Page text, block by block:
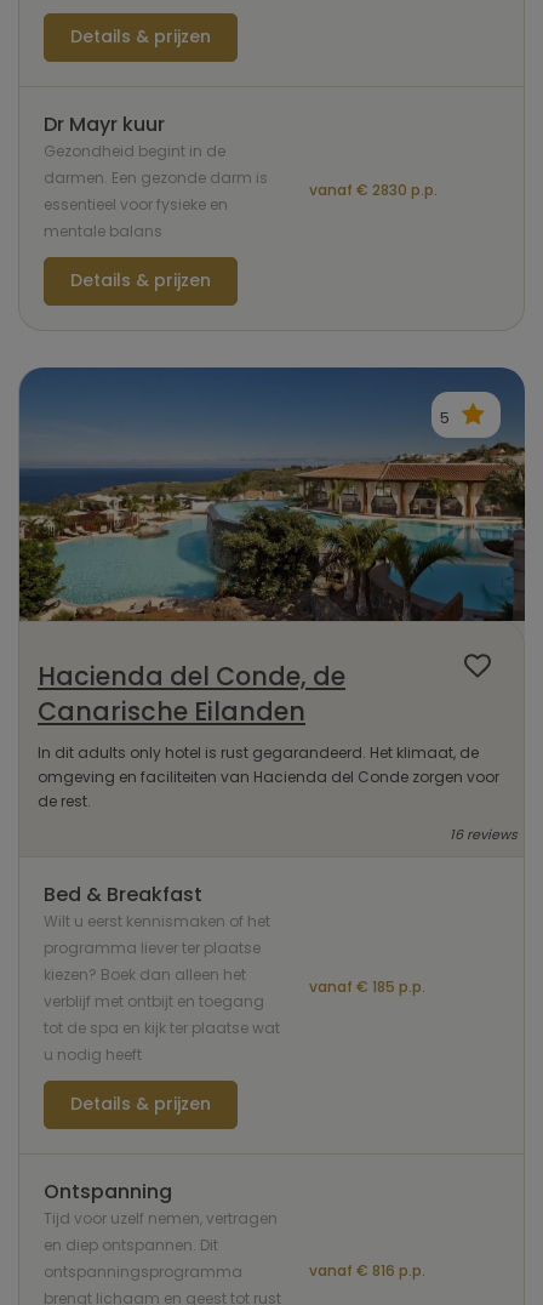
Details & prijzen
Dr Mayr kuur
Gezondheid begint in de
darmen. Een gezonde darm is
essentieel voor fysieke en
mentale balans
vanaf € 2830 p.p.
Details & prijzen
5
Hacienda del Conde, de
Canarische Eilanden
In dit adults only hotel is rust gegarandeerd. Het klimaat, de
omgeving en faciliteiten van Hacienda del Conde zorgen voor
de rest.
16 reviews
Bed & Breakfast
Wilt u eerst kennismaken of het
programma liever ter plaatse
kiezen? Boek dan alleen het
verblijf met ontbijt en toegang
tot de spa en kijk ter plaatse wat
u nodig heeft
vanaf € 185 p.p.
Details & prijzen
Ontspanning
Tijd voor uzelf nemen, vertragen
en diep ontspannen. Dit
ontspanningsprogramma
brengt lichaam en geest tot rust
vanaf € 816 p.p.